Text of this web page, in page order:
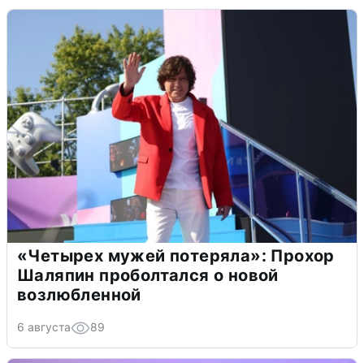
«Четырех мужей потеряла»: Прохор
Шаляпин проболтался о новой
возлюбленной
6 августа 89